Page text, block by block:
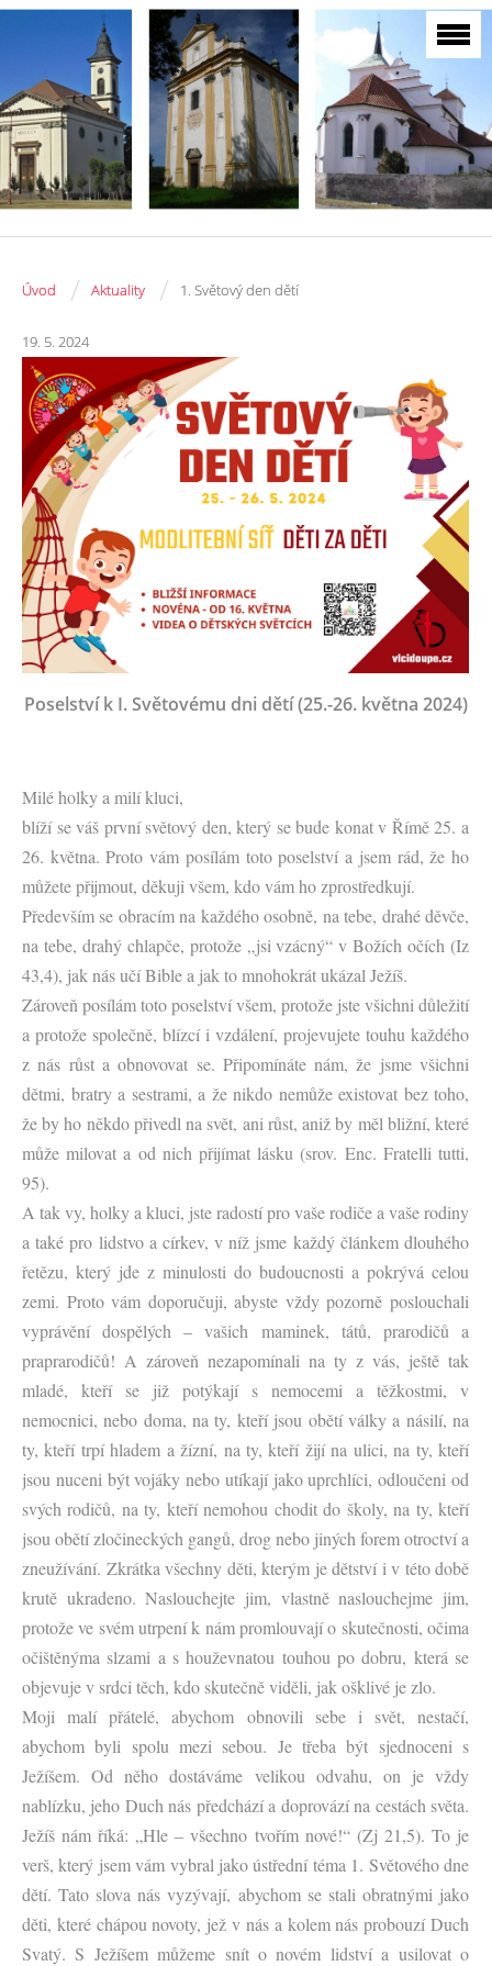
Úvod / Aktuality / 1. Světový den dětí
19. 5. 2024
Poselství k I. Světovému dni dětí (25.-26. května 2024)
Milé holky a milí kluci,
blíží se váš první světový den, který se bude konat v Římě 25. a
26. května. Proto vám posílám toto poselství a jsem rád, že ho
můžete přijmout, děkuji všem, kdo vám ho zprostředkují.
Především se obracím na každého osobně, na tebe, drahé děvče,
na tebe, drahý chlapče, protože „jsi vzácný“ v Božích očích (Iz
43,4), jak nás učí Bible a jak to mnohokrát ukázal Ježíš.
Zároveň posílám toto poselství všem, protože jste všichni důležití
a protože společně, blízcí i vzdálení, projevujete touhu každého
z nás růst a obnovovat se. Připomínáte nám, že jsme všichni
dětmi, bratry a sestrami, a že nikdo nemůže existovat bez toho,
že by ho někdo přivedl na svět, ani růst, aniž by měl bližní, které
může milovat a od nich přijímat lásku (srov. Enc. Fratelli tutti,
95).
A tak vy, holky a kluci, jste radostí pro vaše rodiče a vaše rodiny
a také pro lidstvo a církev, v níž jsme každý článkem dlouhého
řetězu, který jde z minulosti do budoucnosti a pokrývá celou
zemi. Proto vám doporučuji, abyste vždy pozorně poslouchali
vyprávění dospělých – vašich maminek, tátů, prarodičů a
praprarodičů! A zároveň nezapomínali na ty z vás, ještě tak
mladé, kteří se již potýkají s nemocemi a těžkostmi, v
nemocnici, nebo doma, na ty, kteří jsou obětí války a násilí, na
ty, kteří trpí hladem a žízní, na ty, kteří žijí na ulici, na ty, kteří
jsou nuceni být vojáky nebo utíkají jako uprchlíci, odloučeni od
svých rodičů, na ty, kteří nemohou chodit do školy, na ty, kteří
jsou obětí zločineckých gangů, drog nebo jiných forem otroctví a
zneužívání. Zkrátka všechny děti, kterým je dětství i v této době
krutě ukradeno. Naslouchejte jim, vlastně naslouchejme jim,
protože ve svém utrpení k nám promlouvají o skutečnosti, očima
očištěnýma slzami a s houževnatou touhou po dobru, která se
objevuje v srdci těch, kdo skutečně viděli, jak ošklivé je zlo.
Moji malí přátelé, abychom obnovili sebe i svět, nestačí,
abychom byli spolu mezi sebou. Je třeba být sjednoceni s
Ježíšem. Od něho dostáváme velikou odvahu, on je vždy
nablízku, jeho Duch nás předchází a doprovází na cestách světa.
Ježíš nám říká: „Hle ‒ všechno tvořím nové!“ (Zj 21,5). To je
verš, který jsem vám vybral jako ústřední téma 1. Světového dne
dětí. Tato slova nás vyzývají, abychom se stali obratnými jako
děti, které chápou novoty, jež v nás a kolem nás probouzí Duch
Svatý. S Ježíšem můžeme snít o novém lidství a usilovat o